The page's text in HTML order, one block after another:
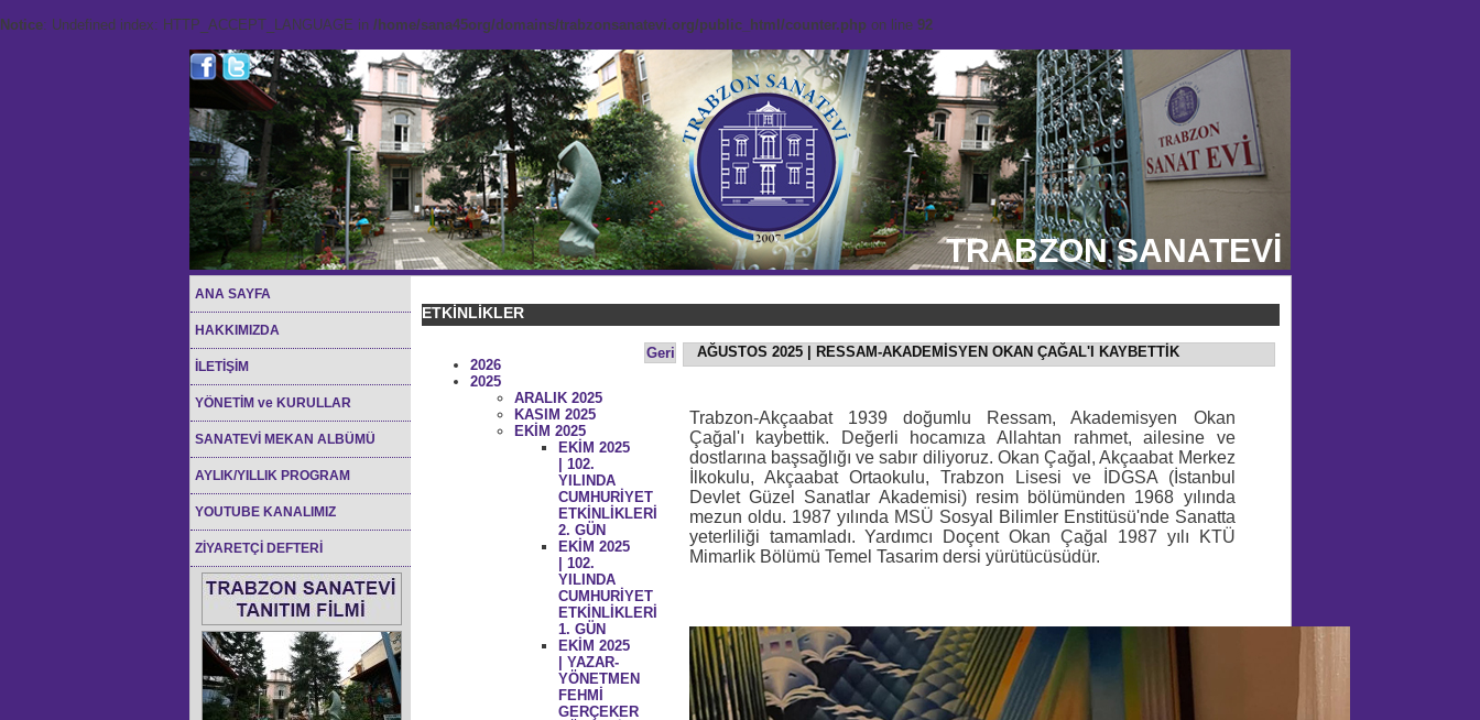
Notice: Undefined index: HTTP_ACCEPT_LANGUAGE in /home/sana45org/domains/trabzonsanatevi.org/public_html/counter.php on line 92
TRABZON SANATEVİ
ANA SAYFA
HAKKIMIZDA
İLETİŞİM
YÖNETİM ve KURULLAR
SANATEVİ MEKAN ALBÜMÜ
AYLIK/YILLIK PROGRAM
YOUTUBE KANALIMIZ
ZİYARETÇİ DEFTERİ
ETKİNLİKLER
Geri AĞUSTOS 2025 | RESSAM-AKADEMİSYEN OKAN ÇAĞAL'I KAYBETTİK
Trabzon-Akçaabat 1939 doğumlu Ressam, Akademisyen Okan
Çağal'ı kaybettik. Değerli hocamıza Allahtan rahmet, ailesine ve
dostlarına başsağlığı ve sabır diliyoruz. Okan Çağal, Akçaabat Merkez
İlkokulu, Akçaabat Ortaokulu, Trabzon Lisesi ve İDGSA (İstanbul
Devlet Güzel Sanatlar Akademisi) resim bölümünden 1968 yılında
mezun oldu. 1987 yılında MSÜ Sosyal Bilimler Enstitüsü'nde Sanatta
yeterliliği tamamladı. Yardımcı Doçent Okan Çağal 1987 yılı KTÜ
Mimarlik Bölümü Temel Tasarim dersi yürütücüsüdür.
2026
2025
ARALIK 2025
KASIM 2025
EKİM 2025
EKİM 2025
| 102.
YILINDA
CUMHURİYET
ETKİNLİKLERİ
2. GÜN
EKİM 2025
| 102.
YILINDA
CUMHURİYET
ETKİNLİKLERİ
1. GÜN
EKİM 2025
| YAZAR-
YÖNETMEN
FEHMİ
GERÇEKER